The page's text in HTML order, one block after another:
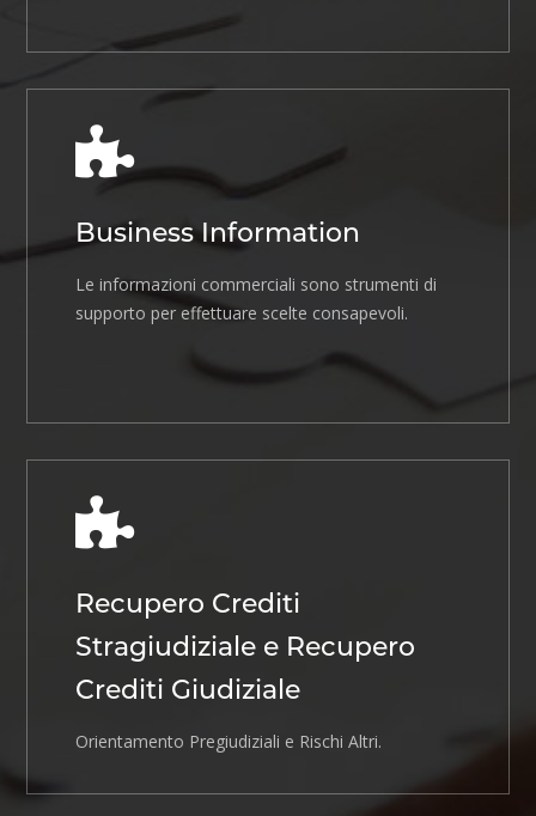
Business Information
Le informazioni commerciali sono strumenti di
supporto per effettuare scelte consapevoli.
Recupero Crediti
Stragiudiziale e Recupero
Crediti Giudiziale
Orientamento Pregiudiziali e Rischi Altri.